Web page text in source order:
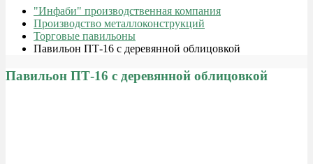
"Инфаби" производственная компания
Производство металлоконструкций
Торговые павильоны
Павильон ПТ-16 с деревянной облицовкой
Павильон ПТ-16 с деревянной облицовкой